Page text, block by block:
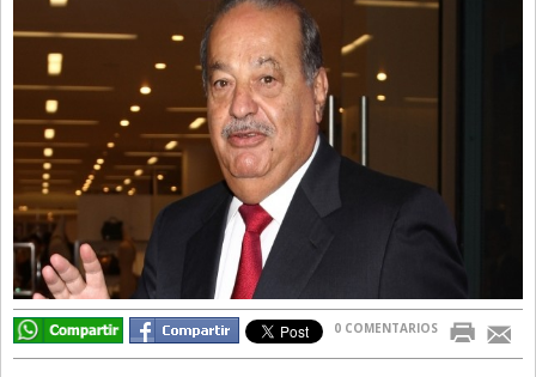
Directivos
Ecología y Ambiente
Economía
El Experto
El Innovador
El Precio Que Yo Ví
Entrevista
Entrevista Exclusiva
Finanzas
0 COMENTARIOS